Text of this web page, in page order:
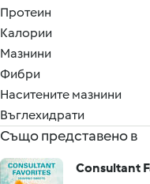
Протеин
Калории
Мазнини
Фибри
Наситените мазнини
Въглехидрати
Също представено в
Consultant